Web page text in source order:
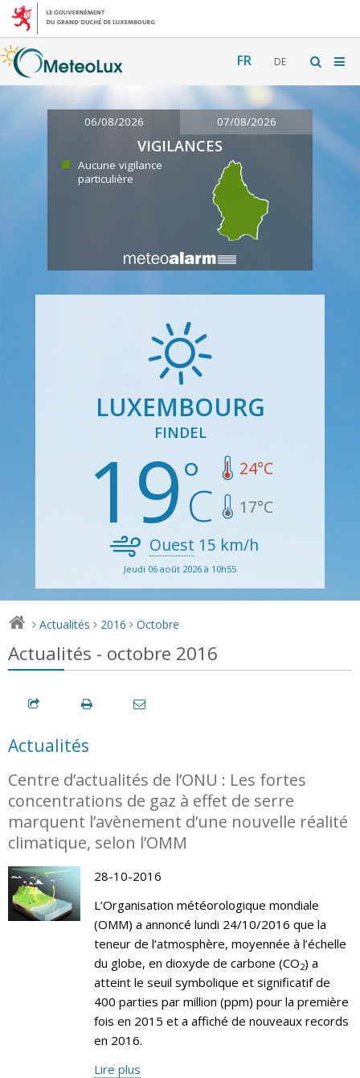
FR DE
06/08/2026 07/08/2026
VIGILANCES
Aucune vigilance
particulière
LUXEMBOURG
FINDEL
19 24°C
17°C
Ouest 15 km/h
Jeudi 06 août 2026 à 10h55
> Actualités > 2016 > Octobre
Actualités - octobre 2016
Actualités
Centre d’actualités de l’ONU : Les fortes
concentrations de gaz à effet de serre
marquent l’avènement d’une nouvelle réalité
climatique, selon l’OMM
28-10-2016
L’Organisation météorologique mondiale
(OMM) a annoncé lundi 24/10/2016 que la
teneur de l’atmosphère, moyennée à l’échelle
du globe, en dioxyde de carbone (CO2) a
atteint le seuil symbolique et significatif de
400 parties par million (ppm) pour la première
fois en 2015 et a affiché de nouveaux records
en 2016.
Lire plus